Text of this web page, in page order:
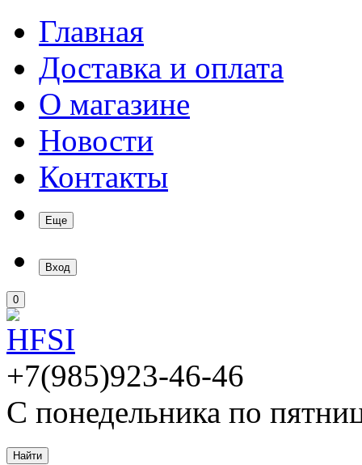
Главная
Доставка и оплата
О магазине
Новости
Контакты
Еще
Вход
0
+7(985)923-46-46
С понедельника по
Найти